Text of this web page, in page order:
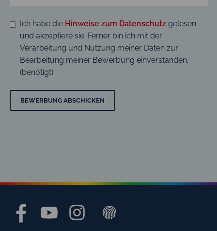
Ich habe die Hinweise zum Datenschutzgelesen
und akzeptiere sie. Ferner bin ich mit der
Verarbeitung und Nutzung meiner Daten zur
Bearbeitung meiner Bewerbung einverstanden.
(benötigt)
BEWERBUNG ABSCHICKEN